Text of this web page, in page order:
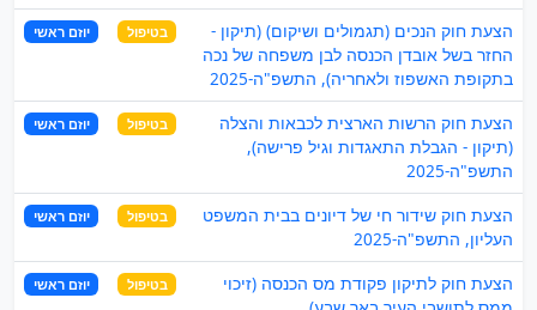
הצעת חוק הנכים (תגמולים ושיקום) (תיקון -
החזר בשל אובדן הכנסה לבן משפחה של נכה
בתקופת האשפוז ולאחריה), התשפ"ה-2025
בטיפול יוזם ראשי
הצעת חוק הרשות הארצית לכבאות והצלה
(תיקון - הגבלת התאגדות וגיל פרישה),
התשפ"ה-2025
בטיפול יוזם ראשי
הצעת חוק שידור חי של דיונים בבית המשפט
העליון, התשפ"ה-2025
בטיפול יוזם ראשי
הצעת חוק לתיקון פקודת מס הכנסה (זיכוי
בטיפול יוזם ראשי